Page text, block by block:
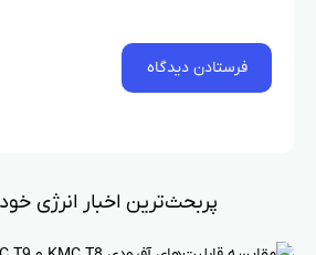
پربحث‌ترین اخبار انرژی خودرو